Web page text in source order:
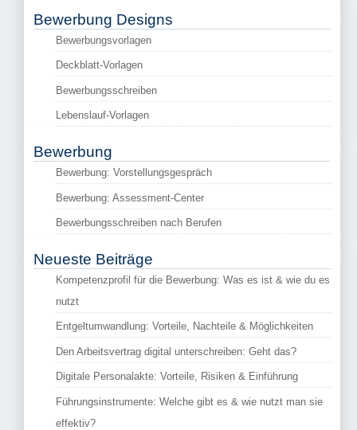
Bewerbung Designs
Bewerbungsvorlagen
Deckblatt-Vorlagen
Bewerbungsschreiben
Lebenslauf-Vorlagen
Bewerbung
Bewerbung: Vorstellungsgespräch
Bewerbung: Assessment-Center
Bewerbungsschreiben nach Berufen
Neueste Beiträge
Kompetenzprofil für die Bewerbung: Was es ist & wie du es
nutzt
Entgeltumwandlung: Vorteile, Nachteile & Möglichkeiten
Den Arbeitsvertrag digital unterschreiben: Geht das?
Digitale Personalakte: Vorteile, Risiken & Einführung
Führungsinstrumente: Welche gibt es & wie nutzt man sie
effektiv?